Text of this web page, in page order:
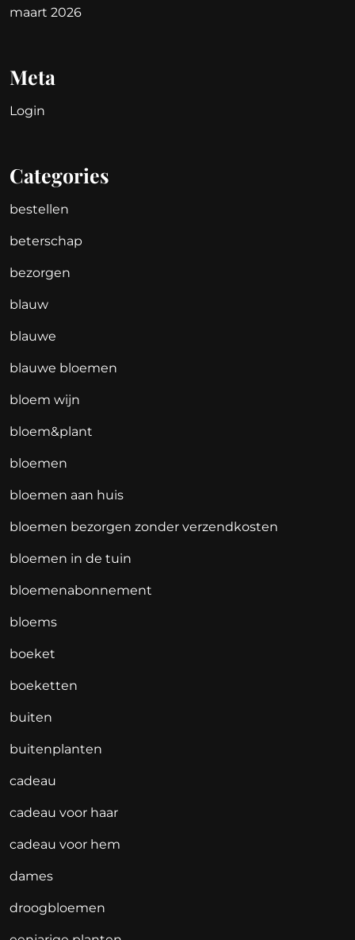
maart 2026
Meta
Login
Categories
bestellen
beterschap
bezorgen
blauw
blauwe
blauwe bloemen
bloem wijn
bloem&plant
bloemen
bloemen aan huis
bloemen bezorgen zonder verzendkosten
bloemen in de tuin
bloemenabonnement
bloems
boeket
boeketten
buiten
buitenplanten
cadeau
cadeau voor haar
cadeau voor hem
dames
droogbloemen